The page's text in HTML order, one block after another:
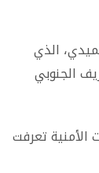
الذي
الجنوبي
الأمنية تعرفت